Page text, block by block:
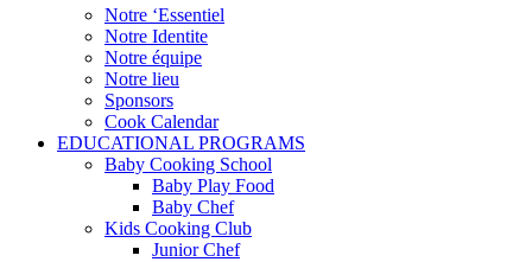
Notre ‘Essentiel
Notre Identite
Notre équipe
Notre lieu
Sponsors
Cook Calendar
EDUCATIONAL PROGRAMS
Baby Cooking School
Baby Play Food
Baby Chef
Kids Cooking Club
Junior Chef